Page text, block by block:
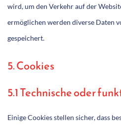
wird, um den Verkehr auf der
ermöglichen werden diverse Daten
gespeichert.
5. Cookies
5.1 Technische oder
Einige Cookies stellen sicher, dass